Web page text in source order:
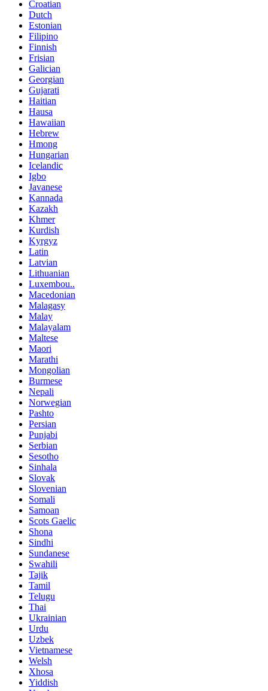
Croatian
Dutch
Estonian
Filipino
Finnish
Frisian
Galician
Georgian
Gujarati
Haitian
Hausa
Hawaiian
Hebrew
Hmong
Hungarian
Icelandic
Igbo
Javanese
Kannada
Kazakh
Khmer
Kurdish
Kyrgyz
Latin
Latvian
Lithuanian
Luxembou..
Macedonian
Malagasy
Malay
Malayalam
Maltese
Maori
Marathi
Mongolian
Burmese
Nepali
Norwegian
Pashto
Persian
Punjabi
Serbian
Sesotho
Sinhala
Slovak
Slovenian
Somali
Samoan
Scots Gaelic
Shona
Sindhi
Sundanese
Swahili
Tajik
Tamil
Telugu
Thai
Ukrainian
Urdu
Uzbek
Vietnamese
Welsh
Xhosa
Yiddish